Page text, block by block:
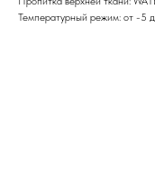
Температурный режим: от -5